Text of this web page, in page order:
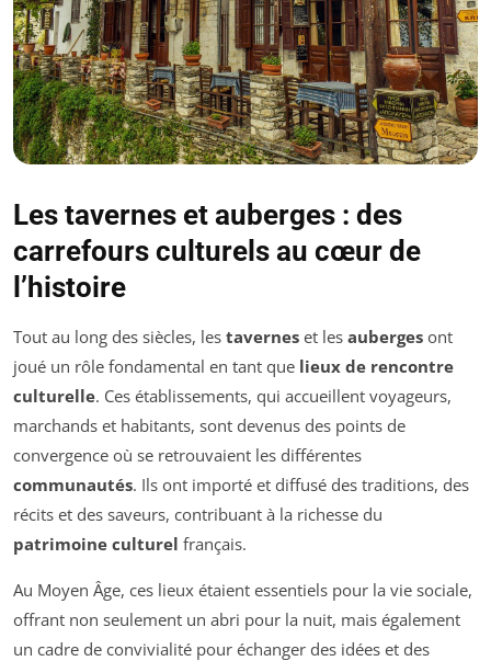
Les tavernes et auberges : des
carrefours culturels au cœur de
l’histoire
Tout au long des siècles, les tavernes et les auberges ont
joué un rôle fondamental en tant que lieux de rencontre
culturelle. Ces établissements, qui accueillent voyageurs,
marchands et habitants, sont devenus des points de
convergence où se retrouvaient les différentes
communautés. Ils ont importé et diffusé des traditions, des
récits et des saveurs, contribuant à la richesse du
patrimoine culturel français.
Au Moyen Âge, ces lieux étaient essentiels pour la vie sociale,
offrant non seulement un abri pour la nuit, mais également
un cadre de convivialité pour échanger des idées et des